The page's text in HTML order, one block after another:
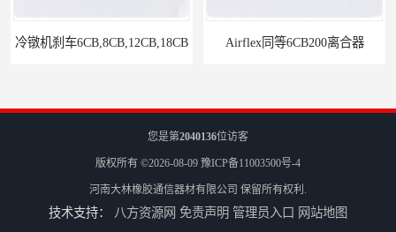
Airflex同等6CB200离合器
您是第2040136位访客
版权所有 ©2026-08-09 豫ICP备11003500号-4
河南大林橡胶通信器材有限公司 保留所有权利.
技术支持： 八方资源网 免责声明 管理员入口 网站地图